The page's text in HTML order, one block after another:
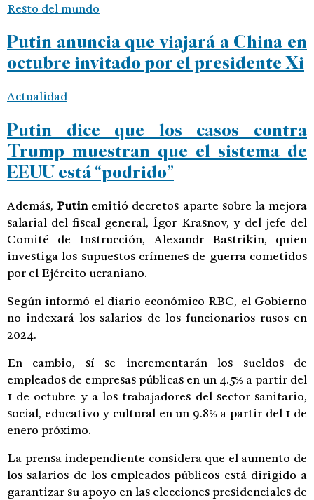
Resto del mundo
Putin anuncia que viajará a China en
octubre invitado por el presidente Xi
Actualidad
Putin dice que los casos contra
Trump muestran que el sistema de
EEUU está “podrido”
Además, Putinemitió decretos aparte sobre la mejora
salarial del fiscal general, Ígor Krasnov, y del jefe del
Comité de Instrucción, Alexandr Bastrikin, quien
investiga los supuestos crímenes de guerra cometidos
por el Ejército ucraniano.
Según informó el diario económico RBC, el Gobierno
no indexará los salarios de los funcionarios rusos en
2024.
En cambio, sí se incrementarán los sueldos de
empleados de empresas públicas en un 4.5% a partir del
1 de octubre y a los trabajadores del sector sanitario,
social, educativo y cultural en un 9.8% a partir del 1 de
enero próximo.
La prensa independiente considera que el aumento de
los salarios de los empleados públicos está dirigido a
garantizar su apoyo en las elecciones presidenciales de